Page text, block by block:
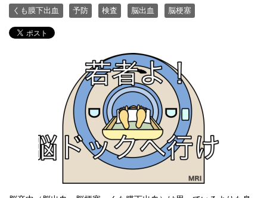
くも膜下出血 予防 検査 脳出血 脳梗塞